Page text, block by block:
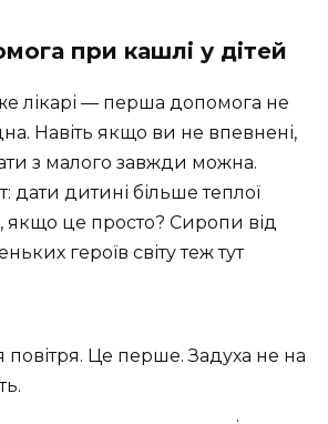
при кашлі у дітей
лікарі — перша допомога не
Навіть якщо ви не впевнені,
з малого завжди можна.
дати дитині більше теплої
якщо це просто? Сиропи від
героїв світу теж тут
Це перше. Задуха не на